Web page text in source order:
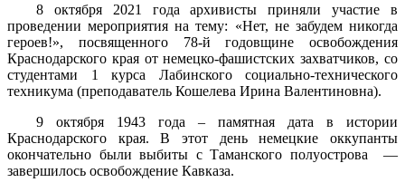
8 октября 2021 года архивисты приняли участие в
проведении мероприятия на тему: «Нет, не забудем никогда
героев!», посвященного 78-й годовщине освобождения
Краснодарского края от немецко-фашистских захватчиков, со
студентами 1 курса Лабинского социально-технического
техникума (преподаватель Кошелева Ирина Валентиновна).
9 октября 1943 года – памятная дата в истории
Краснодарского края. В этот день немецкие оккупанты
окончательно были выбиты с Таманского полуострова —
завершилось освобождение Кавказа.